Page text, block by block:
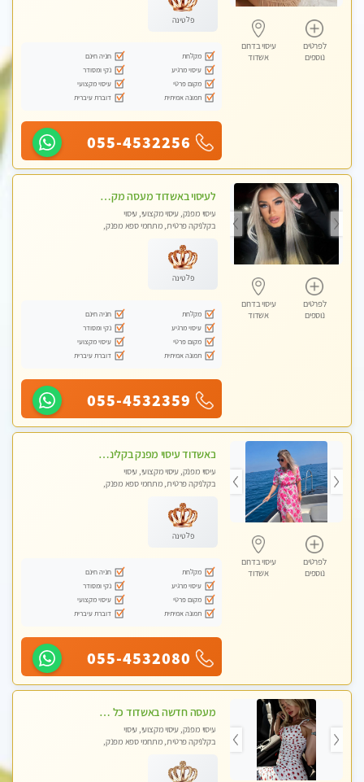
לפרטים
נוספים
עיסוי בדרום
אשדוד
פלטינה
מקלחת
חניה חינם
עיסוי מרגיע
נקי ומסודר
מקום פרטי
עיסוי מקצועי
תמונה אמיתית
דוברת עיברית
055-4532256
לפרטים
נוספים
עיסוי בדרום
אשדוד
לעיסוי באשדוד מעסה מקצועית צעירה ואיכותית פרטי!!!
עיסוי מפנק, עיסוי מקצועי, עיסוי
בקלניקה פרטית, מתחמי ספא מפנק,
פלטינה
מקלחת
חניה חינם
עיסוי מרגיע
נקי ומסודר
מקום פרטי
עיסוי מקצועי
תמונה אמיתית
דוברת עיברית
055-4532359
לפרטים
נוספים
עיסוי בדרום
אשדוד
באשדוד עיסוי מפנק בקליניקה פרטית שירות vip לרציניים בלבד! מומלץ!!
עיסוי מפנק, עיסוי מקצועי, עיסוי
בקלניקה פרטית, מתחמי ספא מפנק,
פלטינה
מקלחת
חניה חינם
עיסוי מרגיע
נקי ומסודר
מקום פרטי
עיסוי מקצועי
תמונה אמיתית
דוברת עיברית
055-4532080
מעסה חדשה באשדוד כל סוגי העיסויים מעסה מקצועית ואיכותית פרטי!!!מומלץ לחלוטין!!
עיסוי מפנק, עיסוי מקצועי, עיסוי
בקלניקה פרטית, מתחמי ספא מפנק,